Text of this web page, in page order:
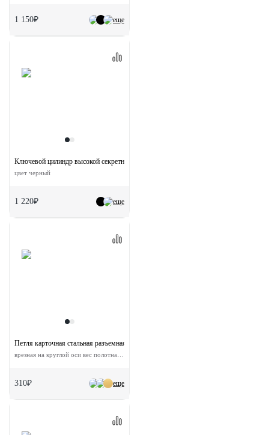
еще
1 150₽
еще
Ключевой цилиндр высокой секретности HS 70CK BL с заверткой (70мм)
цвет черный
1 220₽
еще
Петля карточная стальная разъемная MSN 100X70X2.5 AB R с подшипником
310₽